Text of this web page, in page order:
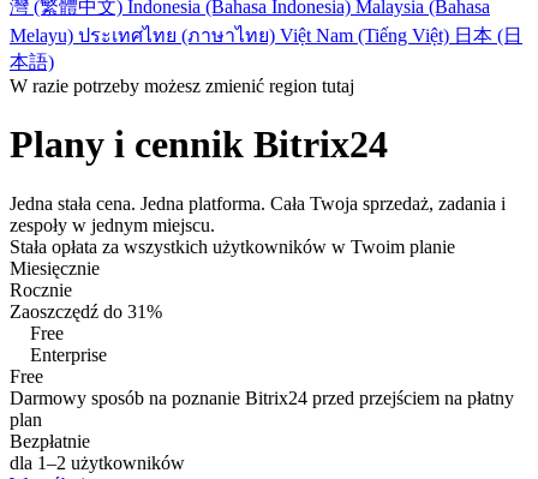
灣 (繁體中文) Indonesia (Bahasa Indonesia) Malaysia (Bahasa
Melayu) ประเทศไทย (ภาษาไทย) Việt Nam (Tiếng Việt) 日本 (日
本語)
W razie potrzeby możesz zmienić region tutaj
Plany i cennik Bitrix24
Jedna stała cena. Jedna platforma. Cała Twoja sprzedaż, zadania i
zespoły w jednym miejscu.
Stała opłata za wszystkich użytkowników w Twoim planie
Miesięcznie
Rocznie
Zaoszczędź do 31%
Free
Enterprise
Free
Darmowy sposób na poznanie Bitrix24 przed przejściem na płatny
plan
Bezpłatnie
dla 1–2 użytkowników